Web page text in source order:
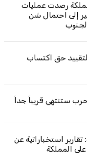
رصدت عمليات
إلى احتمال شن
لتقييد حق اكتساب
ستنتهي قريباً جداً
استخباراتية عن
المملكة